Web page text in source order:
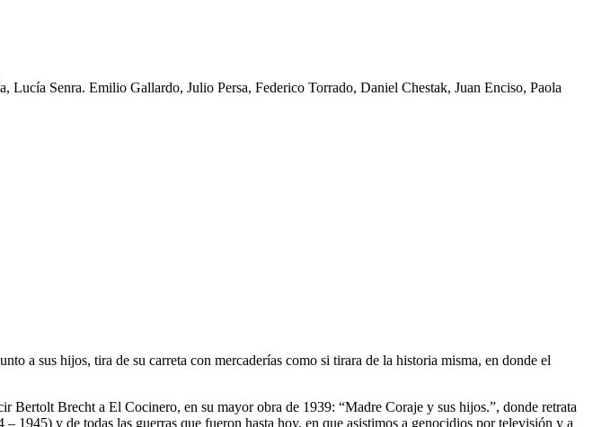
Senra. Emilio Gallardo, Julio Persa, Federico Torrado, Daniel Chestak, Juan Enciso, Paola
a sus hijos, tira de su carreta con mercaderías como si tirara de la historia misma, en donde el
Bertolt Brecht a El Cocinero, en su mayor obra de 1939: “Madre Coraje y sus hijos.”, donde retrata
y de todas las guerras que fueron hasta hoy, en que asistimos a genocidios por televisión y a